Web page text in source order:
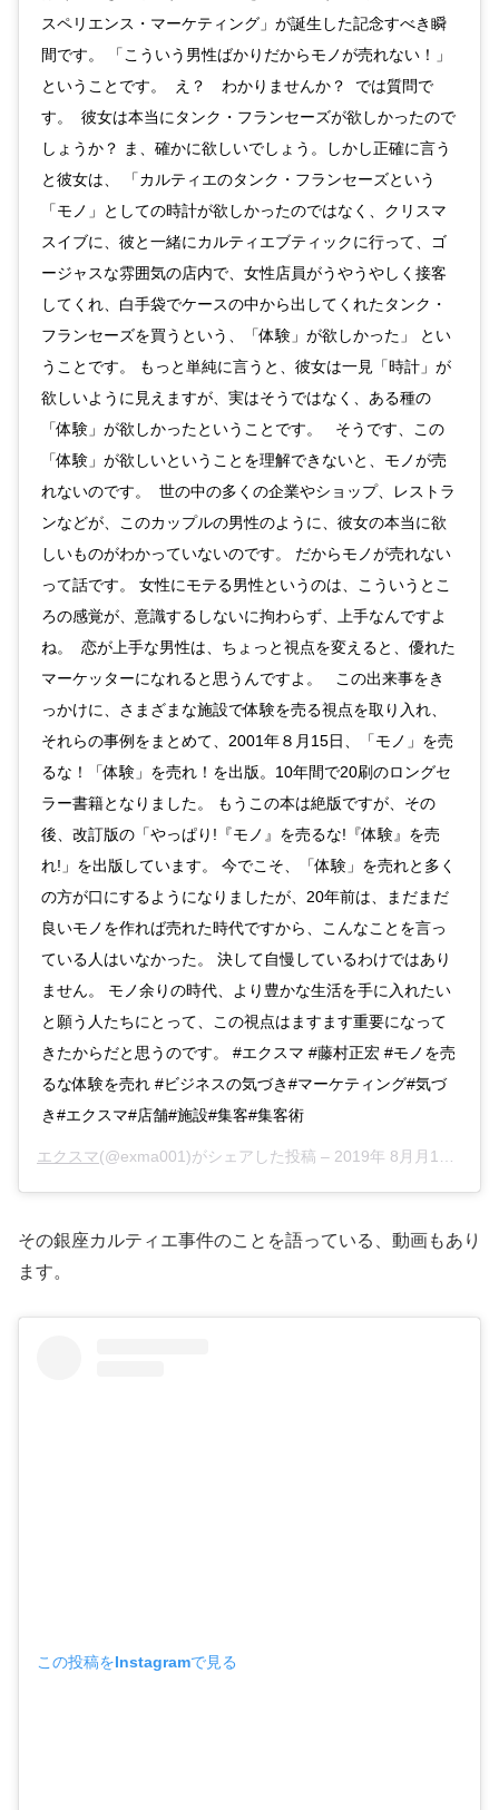
スペリエンス・マーケティング」が誕生した記念すべき瞬
間です。 「こういう男性ばかりだからモノが売れない！」
ということです。 え？ わかりませんか？ では質問で
す。 彼女は本当にタンク・フランセーズが欲しかったので
しょうか？ ま、確かに欲しいでしょう。しかし正確に言う
と彼女は、 「カルティエのタンク・フランセーズという
「モノ」としての時計が欲しかったのではなく、クリスマ
スイブに、彼と一緒にカルティエブティックに行って、ゴ
ージャスな雰囲気の店内で、女性店員がうやうやしく接客
してくれ、白手袋でケースの中から出してくれたタンク・
フランセーズを買うという、「体験」が欲しかった」 とい
うことです。 もっと単純に言うと、彼女は一見「時計」が
欲しいように見えますが、実はそうではなく、ある種の
「体験」が欲しかったということです。 そうです、この
「体験」が欲しいということを理解できないと、モノが売
れないのです。 世の中の多くの企業やショップ、レストラ
ンなどが、このカップルの男性のように、彼女の本当に欲
しいものがわかっていないのです。 だからモノが売れない
って話です。 女性にモテる男性というのは、こういうとこ
ろの感覚が、意識するしないに拘わらず、上手なんですよ
ね。 恋が上手な男性は、ちょっと視点を変えると、優れた
マーケッターになれると思うんですよ。 この出来事をき
っかけに、さまざまな施設で体験を売る視点を取り入れ、
それらの事例をまとめて、2001年８月15日、「モノ」を売
るな！「体験」を売れ！を出版。10年間で20刷のロングセ
ラー書籍となりました。 もうこの本は絶版ですが、その
後、改訂版の「やっぱり!『モノ』を売るな!『体験』を売
れ!」を出版しています。 今でこそ、「体験」を売れと多く
の方が口にするようになりましたが、20年前は、まだまだ
良いモノを作れば売れた時代ですから、こんなことを言っ
ている人はいなかった。 決して自慢しているわけではあり
ません。 モノ余りの時代、より豊かな生活を手に入れたい
と願う人たちにとって、この視点はますます重要になって
きたからだと思うのです。 #エクスマ #藤村正宏 #モノを売
るな体験を売れ #ビジネスの気づき#マーケティング#気づ
き#エクスマ#店舗#施設#集客#集客術
エクスマ(@exma001)がシェアした投稿 – 2019年 8月月14日午前4時17分PDT
その銀座カルティエ事件のことを語っている、動画もあり
ます。
この投稿をInstagramで見る